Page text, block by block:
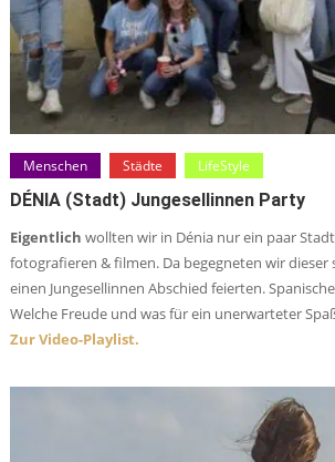
Menschen Städte LifeStyle
DÉNIA (Stadt) Jungesellinnen Party
Eigentlich wollten wir in Dénia nur ein paar
fotografieren & filmen. Da begegneten wir dieser
einen Jungesellinnen Abschied feierten.
Welche Freude und was für ein unerwarteter
Zur Video-Playlist.